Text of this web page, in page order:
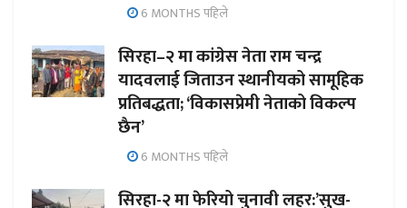
6 MONTHS पहिले
सिरहा–२ मा कांग्रेस नेता राम चन्द्र
यादवलाई जिताउन स्थानीयको सामूहिक
प्रतिबद्धता; ‘विकासप्रेमी नेताको विकल्प
छैन’
6 MONTHS पहिले
सिरहा-२ मा फेरियो चुनावी लहर:’सुख-